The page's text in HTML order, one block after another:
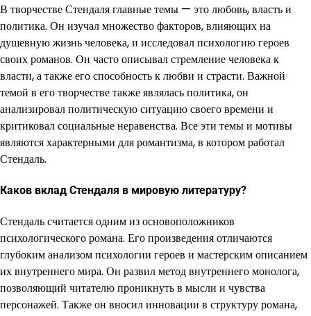
В творчестве Стендаля главные темы — это любовь, власть и
политика. Он изучал множество факторов, влияющих на
душевную жизнь человека, и исследовал психологию героев
своих романов. Он часто описывал стремление человека к
власти, а также его способность к любви и страсти. Важной
темой в его творчестве также являлась политика, он
анализировал политическую ситуацию своего времени и
критиковал социальные неравенства. Все эти темы и мотивы
являются характерными для романтизма, в котором работал
Стендаль.
Каков вклад Стендаля в мировую литературу?
Стендаль считается одним из основоположников
психологического романа. Его произведения отличаются
глубоким анализом психологии героев и мастерским описанием
их внутреннего мира. Он развил метод внутреннего монолога,
позволяющий читателю проникнуть в мысли и чувства
персонажей. Также он вносил инновации в структуру романа,